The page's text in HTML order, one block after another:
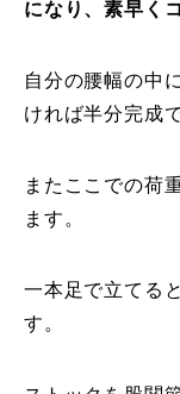
レッスン周辺に関して
動画で学ぶ
最新レッスン動画
になり、素早く
自分の腰幅の中
ければ半分完成
またここでの荷
ます。
一本足で立てる
す。